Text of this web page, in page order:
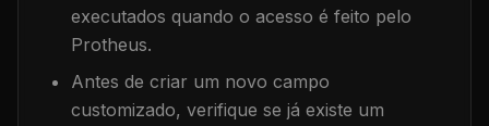
executados quando o acesso é feito pelo
Protheus.
Antes de criar um novo campo
customizado, verifique se já existe um